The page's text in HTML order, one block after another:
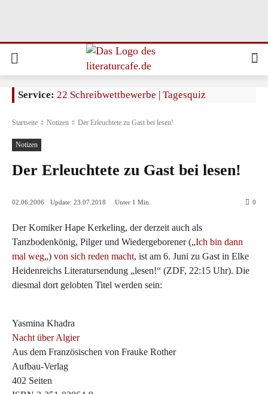
Service: 22 Schreibwettbewerbe | Tagesquiz
Startseite Notizen Der Erleuchtete zu Gast bei lesen!
Notizen
Der Erleuchtete zu Gast bei lesen!
02.06.2006 Update: 23.07.2018 Unter 1 Min. 0
Der Komiker Hape Kerkeling, der derzeit auch als
Tanzbodenkönig, Pilger und Wiedergeborener („Ich bin dann
mal weg„) von sich reden macht, ist am 6. Juni zu Gast in Elke
Heidenreichs Literatursendung „lesen!“ (ZDF, 22:15 Uhr). Die
diesmal dort gelobten Titel werden sein:
Yasmina Khadra
Nacht über Algier
Aus dem Französischen von Frauke Rother
Aufbau-Verlag
402 Seiten